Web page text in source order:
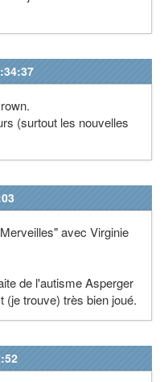
(surtout les nouvelles
avec Virginie
de l'autisme Asperger
trouve) très bien joué.